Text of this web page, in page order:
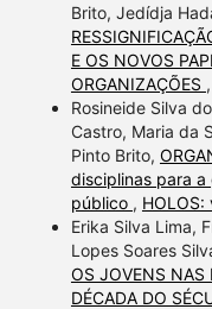
Brito, Jedídja
E OS NOVOS
ORGANIZAÇÕES ,
Rosineide Silva
Castro, Maria da
Pinto Brito,
disciplinas para a
público , HOLOS:
Erika Silva Lima,
Lopes Soares
OS JOVENS NAS
DÉCADA DO